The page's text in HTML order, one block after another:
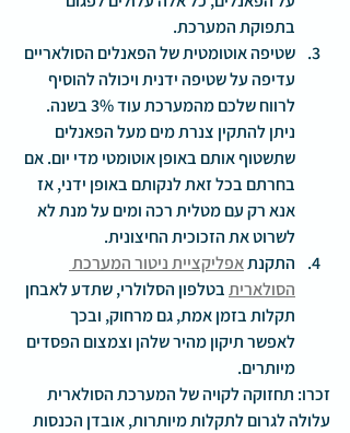
בתפוקת המערכת.
שטיפה אוטומטית של הפאנלים הסולאריים
עדיפה על שטיפה ידנית ויכולה להוסיף
לרווח שלכם מהמערכת עוד 3% בשנה.
ניתן להתקין צנרת מים מעל הפאנלים
שתשטוף אותם באופן אוטומטי מדי יום. אם
בחרתם בכל זאת לנקותם באופן ידני, אז
אנא רק עם מטלית רכה ומים על מנת לא
לשרוט את הזכוכית החיצונית.
התקנת אפליקציית ניטור המערכת
הסולארית בטלפון הסלולרי, שתדע לאבחן
תקלות בזמן אמת, גם מרחוק, ובכך
לאפשר תיקון מהיר שלהן וצמצום הפסדים
מיותרים.
זכרו: תחזוקה לקויה של המערכת הסולארית
עלולה לגרום לתקלות מיותרות, אובדן הכנסות